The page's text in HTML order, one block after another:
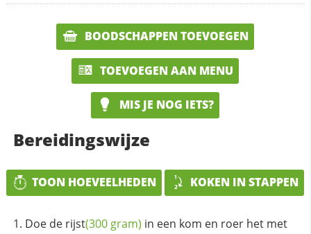
BOODSCHAPPEN TOEVOEGEN
TOEVOEGEN AAN MENU
MIS JE NOG IETS?
Bereidingswijze
TOON HOEVEELHEDEN KOKEN IN STAPPEN
Doe de rijst(300 gram) in een kom en roer het met